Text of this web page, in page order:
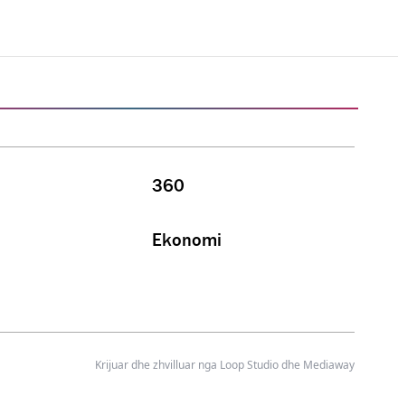
360
Ekonomi
Krijuar dhe zhvilluar nga Loop Studiodhe Mediaway